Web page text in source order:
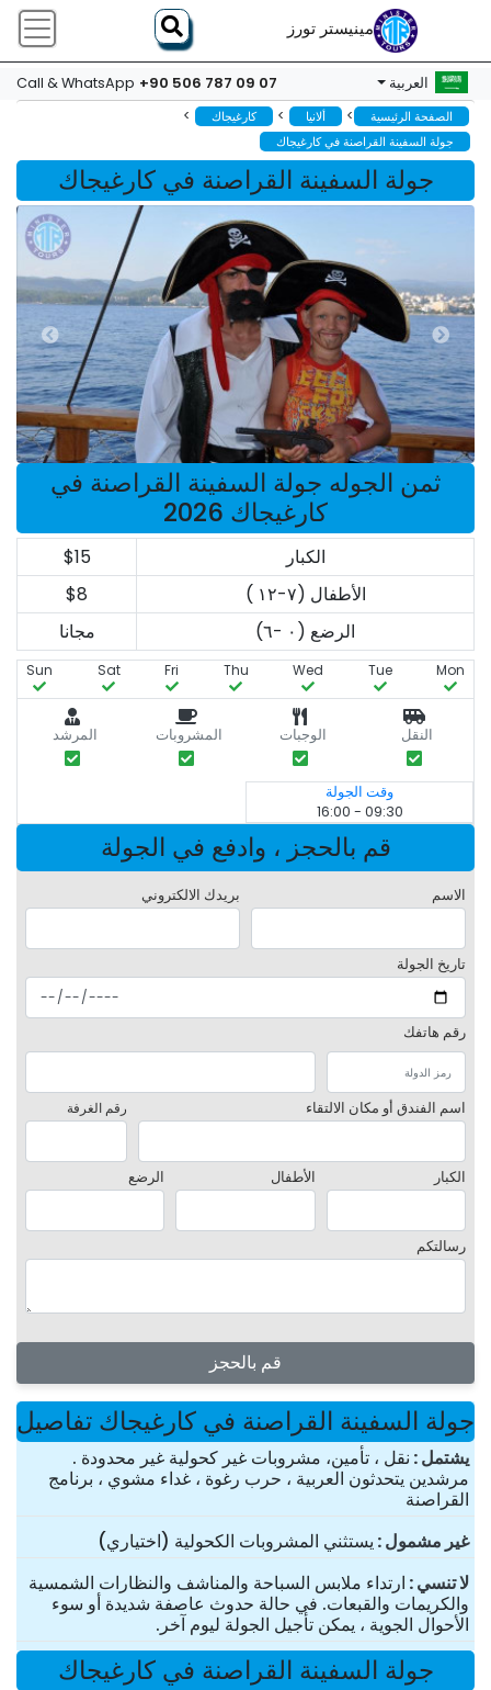
مينيستر تورز
العربية Call & WhatsApp +90 506 787 09 07
الصفحة الرئيسية > ألانيا > كارغيجاك >
جولة السفينة القراصنة في كارغيجاك
جولة السفينة القراصنة في كارغيجاك
ثمن الجوله جولة السفينة القراصنة في
كارغيجاك 2026
الكبار
$15
الأطفال (٧-١٢ )
$8
الرضع (٠ -٦)
مجانا
Mon
Tue
Wed
Thu
Fri
Sat
Sun
النقل الوجبات المشروبات المرشد
وقت الجولة
09:30 - 16:00
قم بالحجز ، وادفع في الجولة
الاسم بريدك الالكتروني
تاريخ الجولة
رقم هاتفك
اسم الفندق أو مكان الالتقاء رقم الغرفة
الكبار الأطفال الرضع
رسالتكم
قم بالحجز
جولة السفينة القراصنة في كارغيجاك تفاصيل
یشتمل نقل ، تأمين، مشروبات غير كحولية غير محدودة .
مرشدين يتحدثون العربية ، حرب رغوة ، غداء مشوي ، برنامج
القراصنة
غير مشمول يستثني المشروبات الكحولية (اختياري)
لا تنسي ارتداء ملابس السباحة والمناشف والنظارات الشمسية
والكريمات والقبعات. في حالة حدوث عاصفة شديدة أو سوء
الأحوال الجوية ، يمكن تأجيل الجولة ليوم آخر.
جولة السفينة القراصنة في كارغيجاك